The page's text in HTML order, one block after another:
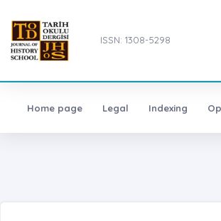
ISSN: 1308-5298
Home page Legal Indexing